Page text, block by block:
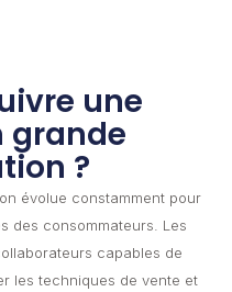
une
grande
?
évolue constamment pour
des consommateurs. Les
capables de
les techniques de vente et